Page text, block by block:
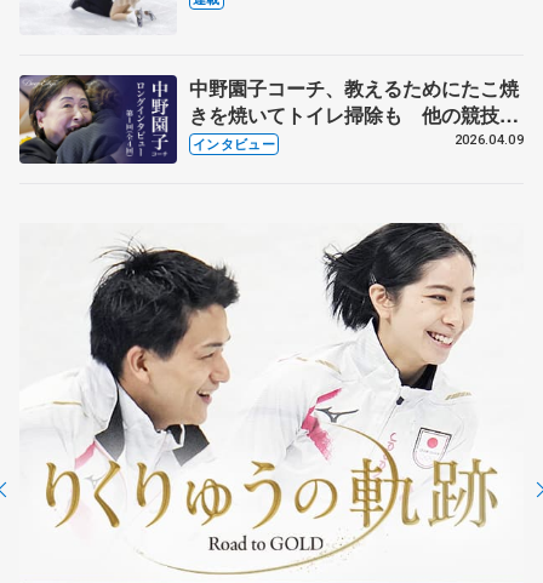
中野園子コーチ、教えるためにたこ焼
きを焼いてトイレ掃除も 他の競技に
も通用するという坂本花織の筋肉
インタビュー 2026.04.09